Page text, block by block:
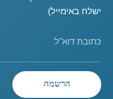
ישלח באימייל)
כתובת דוא"ל
הרשמה